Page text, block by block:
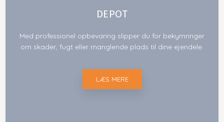
DEPOT
Med professionel opbevaring slipper du for bekymringer
om skader, fugt eller manglende plads til dine ejendele.
LÆS MERE​